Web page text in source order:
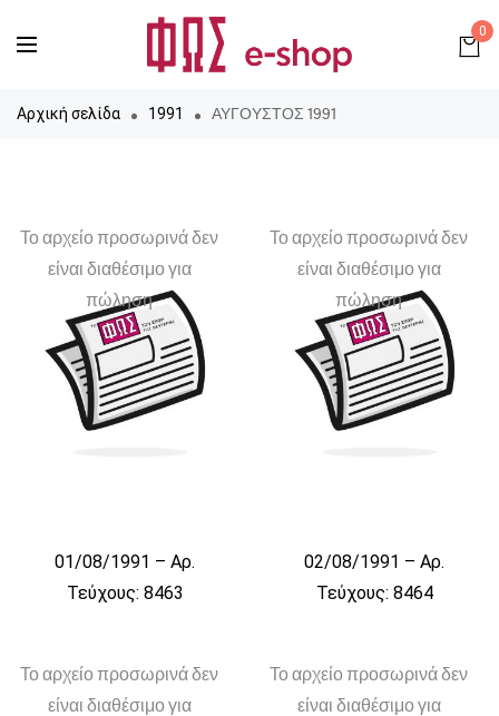
0
Αρχική σελίδα 1991 ΑΥΓΟΥΣΤΟΣ 1991
Το αρχείο προσωρινά δεν
είναι διαθέσιμο για
πώληση
01/08/1991 – Αρ.
Τεύχους: 8463
Το αρχείο προσωρινά δεν
είναι διαθέσιμο για
πώληση
02/08/1991 – Αρ.
Τεύχους: 8464
Το αρχείο προσωρινά δεν
είναι διαθέσιμο για
Το αρχείο προσωρινά δεν
είναι διαθέσιμο για